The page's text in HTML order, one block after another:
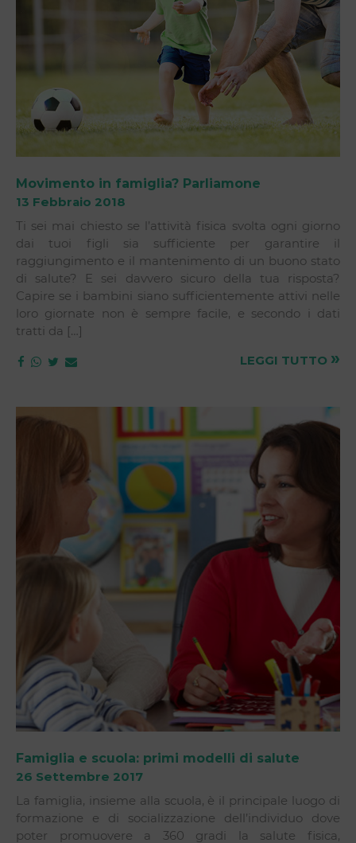
Movimento in famiglia? Parliamone
13 Febbraio 2018
Ti sei mai chiesto se l’attività fisica svolta ogni giorno
dai tuoi figli sia sufficiente per garantire il
raggiungimento e il mantenimento di un buono stato
di salute? E sei davvero sicuro della tua risposta?
Capire se i bambini siano sufficientemente attivi nelle
loro giornate non è sempre facile, e secondo i dati
tratti da […]
LEGGI TUTTO »
Famiglia e scuola: primi modelli di salute
26 Settembre 2017
La famiglia, insieme alla scuola, è il principale luogo di
formazione e di socializzazione dell’individuo dove
poter promuovere a 360 gradi la salute fisica,